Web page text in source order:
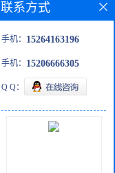
有机原料
联系方式
手机： 15264163196
手机： 15206666305
Q Q：